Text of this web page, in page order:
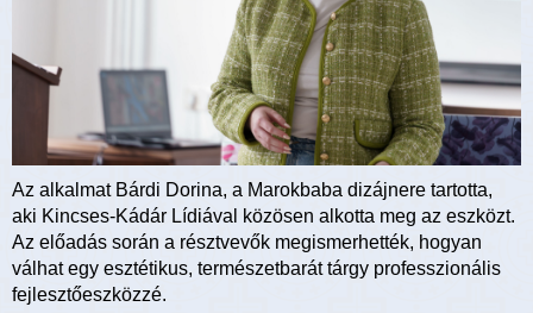
Az alkalmat Bárdi Dorina, a Marokbaba dizájnere tartotta,
aki Kincses-Kádár Lídiával közösen alkotta meg az eszközt.
Az előadás során a résztvevők megismerhették, hogyan
válhat egy esztétikus, természetbarát tárgy professzionális
fejlesztőeszközzé.